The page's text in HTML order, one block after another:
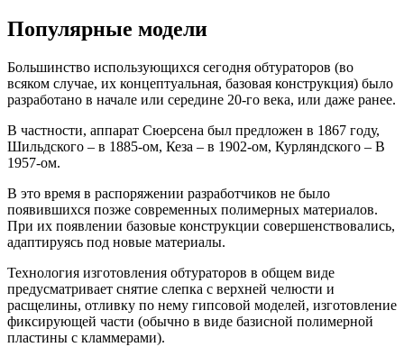
Популярные модели
Большинство использующихся сегодня обтураторов (во
всяком случае, их концептуальная, базовая конструкция) было
разработано в начале или середине 20-го века, или даже ранее.
В частности, аппарат Сюерсена был предложен в 1867 году,
Шильдского – в 1885-ом, Кеза – в 1902-ом, Курляндского – В
1957-ом.
В это время в распоряжении разработчиков не было
появившихся позже современных полимерных материалов.
При их появлении базовые конструкции совершенствовались,
адаптируясь под новые материалы.
Технология изготовления обтураторов в общем виде
предусматривает снятие слепка с верхней челюсти и
расщелины, отливку по нему гипсовой моделей, изготовление
фиксирующей части (обычно в виде базисной полимерной
пластины с кламмерами).